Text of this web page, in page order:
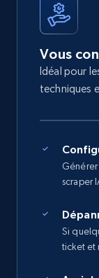
Vous
Idéal pour
techniques
scraper
Si
ticket et